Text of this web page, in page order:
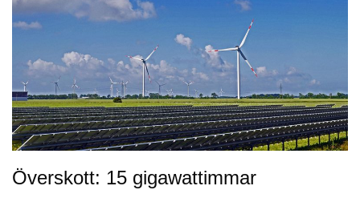
Överskott: 15 gigawattimmar